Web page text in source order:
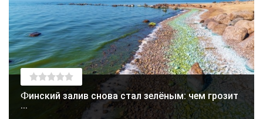
Финский залив снова стал зелёным: чем грозит
...